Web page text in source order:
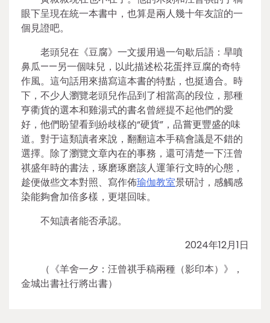
眼下呈現在統一本書中，也算是兩人幾十年友誼的一
個見證吧。
老頭兒在《豆腐》一文援用過一句歇后語：旱噴
鼻瓜——另一個味兒，以此描述松花蛋拌豆腐的奇特
作風。這句話用來描寫這本書的特點，也挺適合。時
下，不少人瀏覽老頭兒作品到了相當高的段位，那種
亨衢貨的選本和雞湯式的書名曾經提不起他們的愛
好，他們盼望看到紛歧樣的“硬貨”，品嘗更豐盛的味
道。對于這類讀者來說，翻翻這本手稿會議是不錯的
選擇。除了瀏覽文章內在的事務，還可清楚一下汪曾
祺盛年時的書法，琢磨琢磨該人運筆行文時的心態，
趁便做些文本對照、寫作佈瑜伽教室景研討，感觸感
染能夠會加倍多樣，更堪回味。
不知讀者能否承認。
2024年12月1日
（《羊舍一夕：汪曾祺手稿兩種（影印本）》，
金城出書社行將出書）